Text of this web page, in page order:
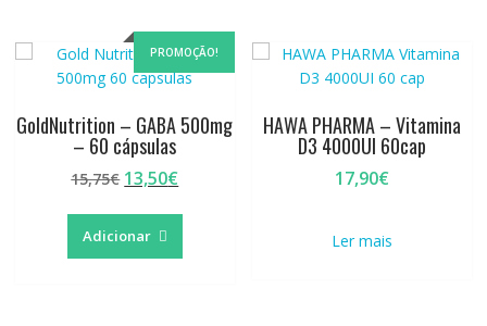
PROMOÇÃO!
GoldNutrition – GABA 500mg
– 60 cápsulas
15,75€ O
original
era:
13,50€O
Adicionar
HAWA PHARMA – Vitamina
D3 4000UI 60cap
17,90€
Ler mais